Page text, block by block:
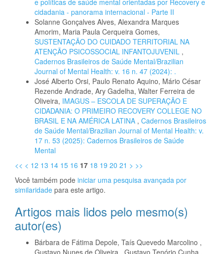
e políticas de saúde mental orientadas por Recovery e
cidadania - panorama internacional - Parte II
Solanne Gonçalves Alves, Alexandra Marques
Amorim, Maria Paula Cerqueira Gomes,
SUSTENTAÇÃO DO CUIDADO TERRITORIAL NA
ATENÇÃO PSICOSSOCIAL INFANTOJUVENIL ,
Cadernos Brasileiros de Saúde Mental/Brazilian
Journal of Mental Health: v. 16 n. 47 (2024): .
José Alberto Orsi, Paulo Renato Aquino, Mário César
Rezende Andrade, Ary Gadelha, Walter Ferreira de
Oliveira, IMAGUS – ESCOLA DE SUPERAÇÃO E
CIDADANIA: O PRIMEIRO RECOVERY COLLEGE NO
BRASIL E NA AMÉRICA LATINA , Cadernos Brasileiros
de Saúde Mental/Brazilian Journal of Mental Health: v.
17 n. 53 (2025): Cadernos Brasileiros de Saúde
Mental
<< < 12 13 14 15 16 17 18 19 20 21 > >>
Você também pode iniciar uma pesquisa avançada por
similaridade para este artigo.
Artigos mais lidos pelo mesmo(s)
autor(es)
Bárbara de Fátima Depole, Taís Quevedo Marcolino ,